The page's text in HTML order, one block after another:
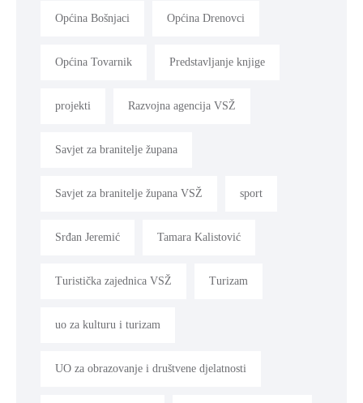
Općina Bošnjaci Općina Drenovci
Općina Tovarnik Predstavljanje knjige
projekti Razvojna agencija VSŽ
Savjet za branitelje župana
Savjet za branitelje župana VSŽ sport
Srđan Jeremić Tamara Kalistović
Turistička zajednica VSŽ Turizam
uo za kulturu i turizam
UO za obrazovanje i društvene djelatnosti